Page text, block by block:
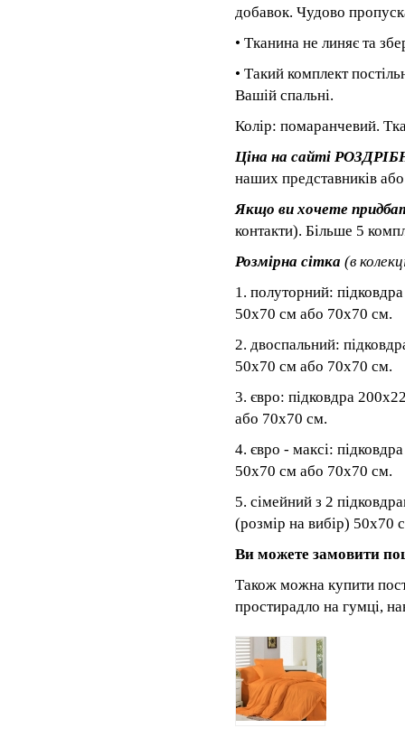
добавок. Чудово
• Тканина не линяє та
• Такий комплект
Вашій спальні.
Колір: помаранчевий.
Ціна на сайті
наших представників
Якщо ви хочете
контакти). Більше 5
Розмірна сітка (в
1. полуторний:
50x70 см або 70x70 см.
2. двоспальний:
50x70 см або 70x70 см.
3. євро: підковдра
або 70x70 см.
4. євро - максі:
50x70 см або 70x70 см.
5. сімейний з 2
(розмір на вибір) 50x70
Ви можете замовити
Також можна купити
простирадло на гумці,